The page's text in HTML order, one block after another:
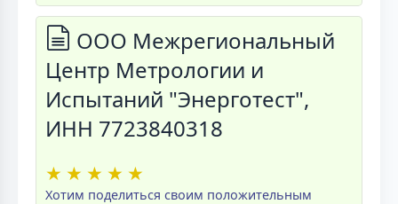
ООО Межрегиональный
Центр Метрологии и
Испытаний "Энерготест",
ИНН 7723840318
★ ★ ★ ★ ★
Хотим поделиться своим положительным